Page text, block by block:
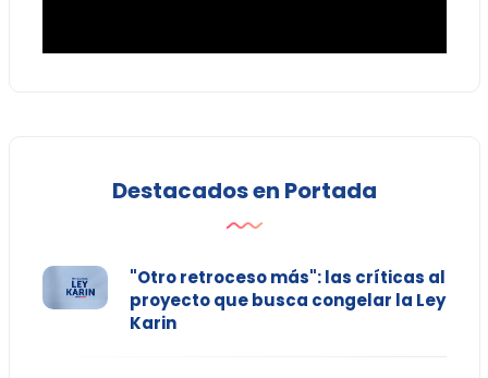
Destacados en Portada
"Otro retroceso más": las críticas al
proyecto que busca congelar la Ley
Karin